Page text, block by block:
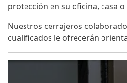
protección en su oficina, casa o
Nuestros cerrajeros
cualificados le ofrecerán